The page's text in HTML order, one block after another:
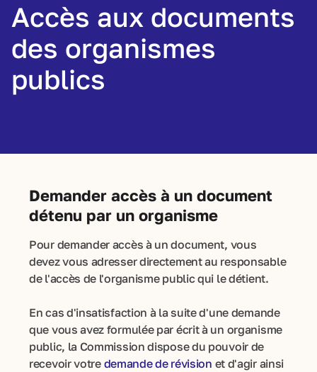
Accès aux documents
des organismes
publics
Demander accès à un document
détenu par un organisme
Pour demander accès à un document, vous
devez vous adresser directement au responsable
de l'accès de l'organisme public qui le détient.
En cas d'insatisfaction à la suite d'une demande
que vous avez formulée par écrit à un organisme
public, la Commission dispose du pouvoir de
recevoir votre demande de révision et d'agir ainsi